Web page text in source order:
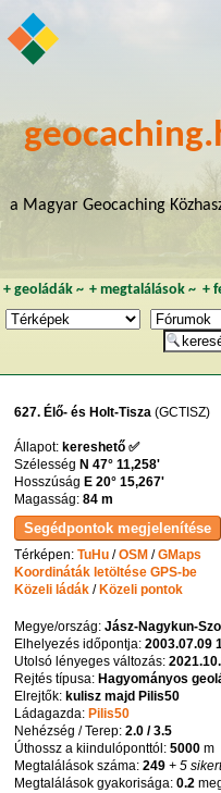
a Magyar Geocaching
+ geoládák~ +megtalálások ~ +
627. Élő- és Holt-Tisza (GCTISZ)
Állapot: kereshető ✅
Szélesség N 47° 11,258'
Hosszúság E 20° 15,267'
Magasság:84 m
Térképen:TuHu /OSM /GMaps
Koordináták letöltése GPS-be
Közeli ládák / Közeli pontok
Megye/ország:Jász-Nagykun-
Elhelyezés időpontja:2003.07.09
Utolsó lényeges változás:
Rejtés típusa: Hagyományos
Elrejtők: kulisz majd Pilis50
Ládagazda: Pilis50
Nehézség / Terep:2.0 / 3.5
Úthossz a kiindulóponttól:5000 m
Megtalálások száma:249 + 5
Megtalálások gyakorisága:0.2